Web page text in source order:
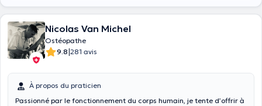
Nicolas Van Michel
Ostéopathe
9.8|281 avis
À propos du praticien
Passionné par le fonctionnement du corps humain, je tente d’offrir à